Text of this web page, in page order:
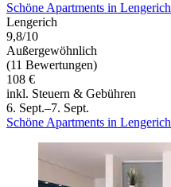
Schöne Apartments in Lengerich
Lengerich
9,8/10
Außergewöhnlich
(11 Bewertungen)
108 €
inkl. Steuern & Gebühren
6. Sept.–7. Sept.
Schöne Apartments in Lengerich